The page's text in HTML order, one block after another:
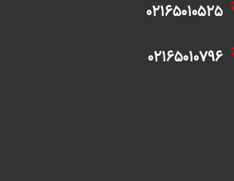
۰۲۱۶۵۰۱۰۵۲۵
۰۲۱۶۵۰۱۰۷۹۶